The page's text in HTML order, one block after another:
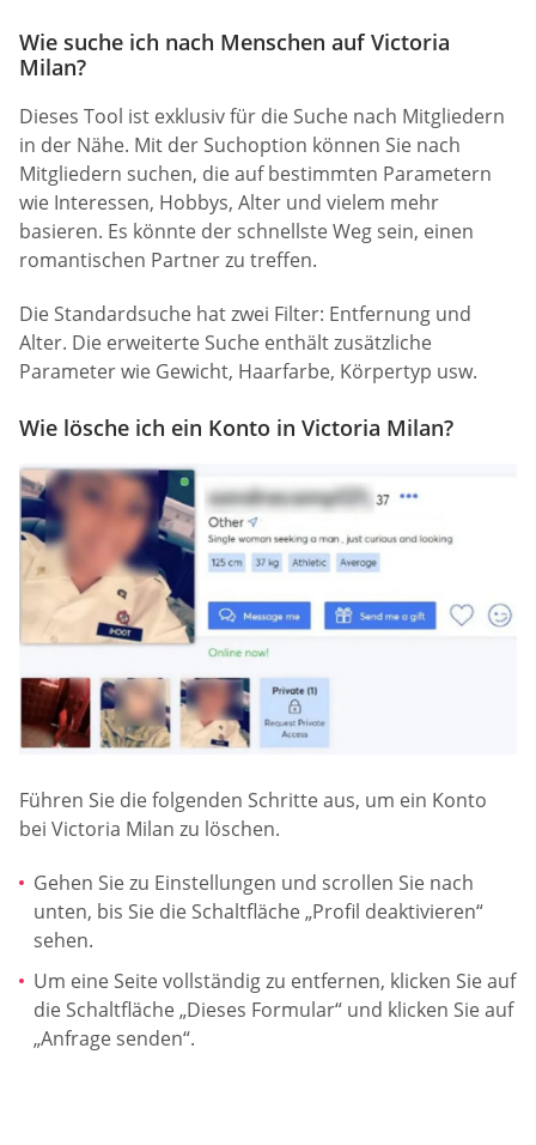
Wie suche ich nach Menschen auf Victoria
Milan?
Dieses Tool ist exklusiv für die Suche nach Mitgliedern
in der Nähe. Mit der Suchoption können Sie nach
Mitgliedern suchen, die auf bestimmten Parametern
wie Interessen, Hobbys, Alter und vielem mehr
basieren. Es könnte der schnellste Weg sein, einen
romantischen Partner zu treffen.
Die Standardsuche hat zwei Filter: Entfernung und
Alter. Die erweiterte Suche enthält zusätzliche
Parameter wie Gewicht, Haarfarbe, Körpertyp usw.
Wie lösche ich ein Konto in Victoria Milan?
Führen Sie die folgenden Schritte aus, um ein Konto
bei Victoria Milan zu löschen.
Gehen Sie zu Einstellungen und scrollen Sie nach
unten, bis Sie die Schaltfläche „Profil deaktivieren“
sehen.
Um eine Seite vollständig zu entfernen, klicken Sie auf
die Schaltfläche „Dieses Formular“ und klicken Sie auf
„Anfrage senden“.